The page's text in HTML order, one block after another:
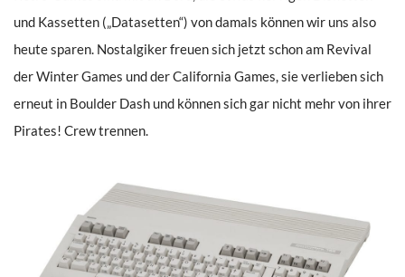
und Kassetten („Datasetten“) von damals können wir uns also
heute sparen. Nostalgiker freuen sich jetzt schon am Revival
der Winter Games und der California Games, sie verlieben sich
erneut in Boulder Dash und können sich gar nicht mehr von ihrer
Pirates! Crew trennen.